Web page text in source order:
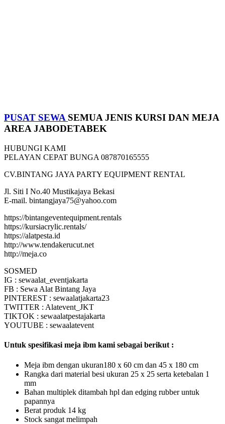
PUSAT SEWA SEMUA JENIS KURSI DAN MEJA
AREA JABODETABEK
HUBUNGI KAMI
PELAYAN CEPAT BUNGA 087870165555
CV.BINTANG JAYA PARTY EQUIPMENT RENTAL
Jl. Siti I No.40 Mustikajaya Bekasi
E-mail. bintangjaya75@yahoo.com
https://bintangeventequipment.rentals
https://kursiacrylic.rentals/
https://alatpesta.id
http://www.tendakerucut.net
http://meja.co
SOSMED
IG : sewaalat_eventjakarta
FB : Sewa Alat Bintang Jaya
PINTEREST : sewaalatjakarta23
TWITTER : Alatevent_JKT
TIKTOK : sewaalatpestajakarta
YOUTUBE : sewaalatevent
Untuk spesifikasi meja ibm kami sebagai berikut :
Meja ibm dengan ukuran180 x 60 cm dan 45 x 180 cm
Rangka dari material besi ukuran 25 x 25 serta ketebalan 1
mm
Bahan multiplek ditambah hpl dan edging rubber untuk
papannya
Berat produk 14 kg
Stock sangat melimpah